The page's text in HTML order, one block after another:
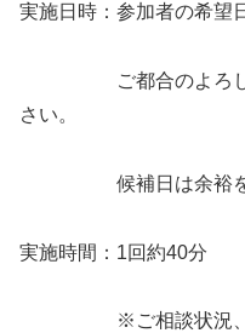
実施日時：参加者の希望
ご都合のよろしい
さい。
候補日は余裕を持
実施時間：1回約40分
※ご相談状況、内容